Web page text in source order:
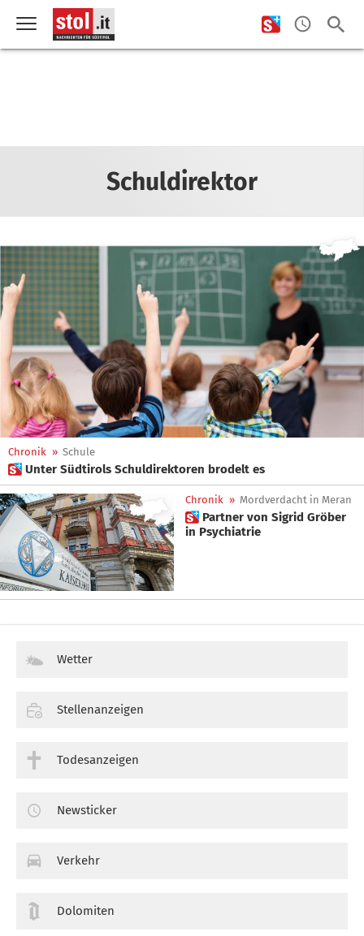
Schuldirektor
Chronik » Schule
 Unter Südtirols Schuldirektoren brodelt es
Chronik » Mordverdacht in Meran
 Partner von Sigrid Gröber
in Psychiatrie
Wetter
Stellenanzeigen
Todesanzeigen
Newsticker
Verkehr
Dolomiten